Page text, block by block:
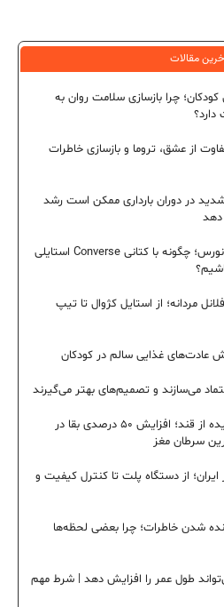
مقالات
چرا بازسازی سلامت روان به
دارد؟
از عشق، تروما و بازسازی خاطرات
در دوران بارداری ممکن است رشد
دهد
راهنمای ست کردن کفش کانورس؛ چگونه با کتانی Converse استایلی
مردانه؛ از استایل کژوال تا تیپ
می‌سازند و تصمیم‌های بهتر می‌گیرند
درمان نوین با نانوذرات پوشیده از قند؛ افزایش ۵۰ درصدی بقا در
سرطان مغز
از دستگاه پلت تا کنترل کیفیت و
شدن خاطرات؛ چرا بعضی لحظه‌ها
طول عمر را افزایش دهد | شرط مهم